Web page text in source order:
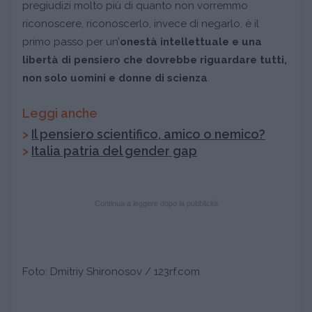
pregiudizi molto più di quanto non vorremmo
riconoscere, riconoscerlo, invece di negarlo, è il
primo passo per un’onestà intellettuale e una
libertà di pensiero che dovrebbe riguardare tutti,
non solo uomini e donne di scienza
Leggi anche
> Il pensiero scientifico, amico o nemico?
> Italia patria del gender gap
Foto: Dmitriy Shironosov / 123rf.com